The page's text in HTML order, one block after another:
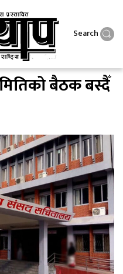
Search
बैठक बस्दैँ